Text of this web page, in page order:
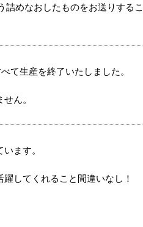
めなおしたものをお送りする
て生産を終了いたしました。
ん。
ます。
してくれること間違いなし！